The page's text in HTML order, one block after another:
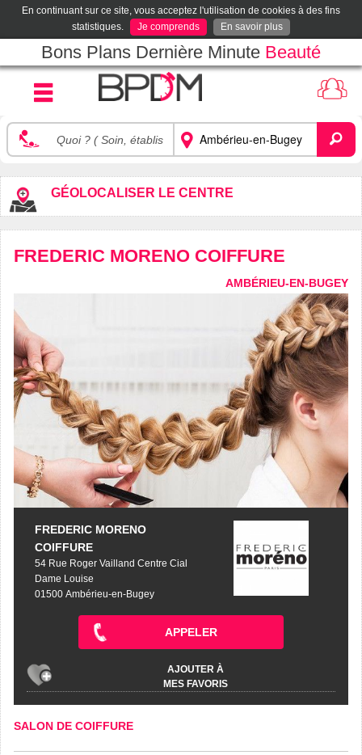
En continuant sur ce site, vous acceptez l'utilisation de cookies à des fins
statistiques.
Je comprends En savoir plus
Bons Plans Dernière Minute Beauté
GÉOLOCALISER LE CENTRE
FREDERIC MORENO COIFFURE
AMBÉRIEU-EN-BUGEY
FREDERIC MORENO
COIFFURE
54 Rue Roger Vailland Centre Cial
Dame Louise
01500 Ambérieu-en-Bugey
APPELER
AJOUTER À
MES FAVORIS
SALON DE COIFFURE